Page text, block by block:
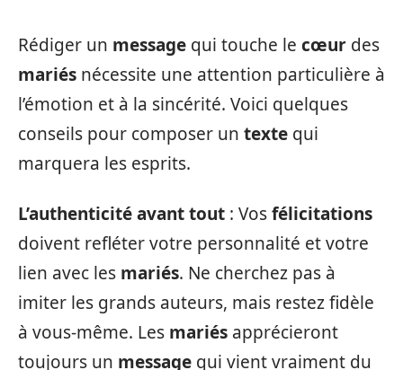
Rédiger un message qui touche le cœur des
mariés nécessite une attention particulière à
l’émotion et à la sincérité. Voici quelques
conseils pour composer un texte qui
marquera les esprits.
L’authenticité avant tout : Vosfélicitations
doivent refléter votre personnalité et votre
lien avec les mariés. Ne cherchez pas à
imiter les grands auteurs, mais restez fidèle
à vous-même. Les mariés apprécieront
toujours un message qui vient vraiment du